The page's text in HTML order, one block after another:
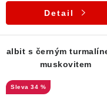
Detail
albit s černým
muskovitem
34 %